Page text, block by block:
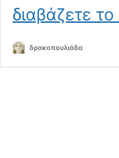
διαβάζετε το
δρακοπουλιάδα